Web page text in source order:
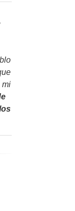
mi